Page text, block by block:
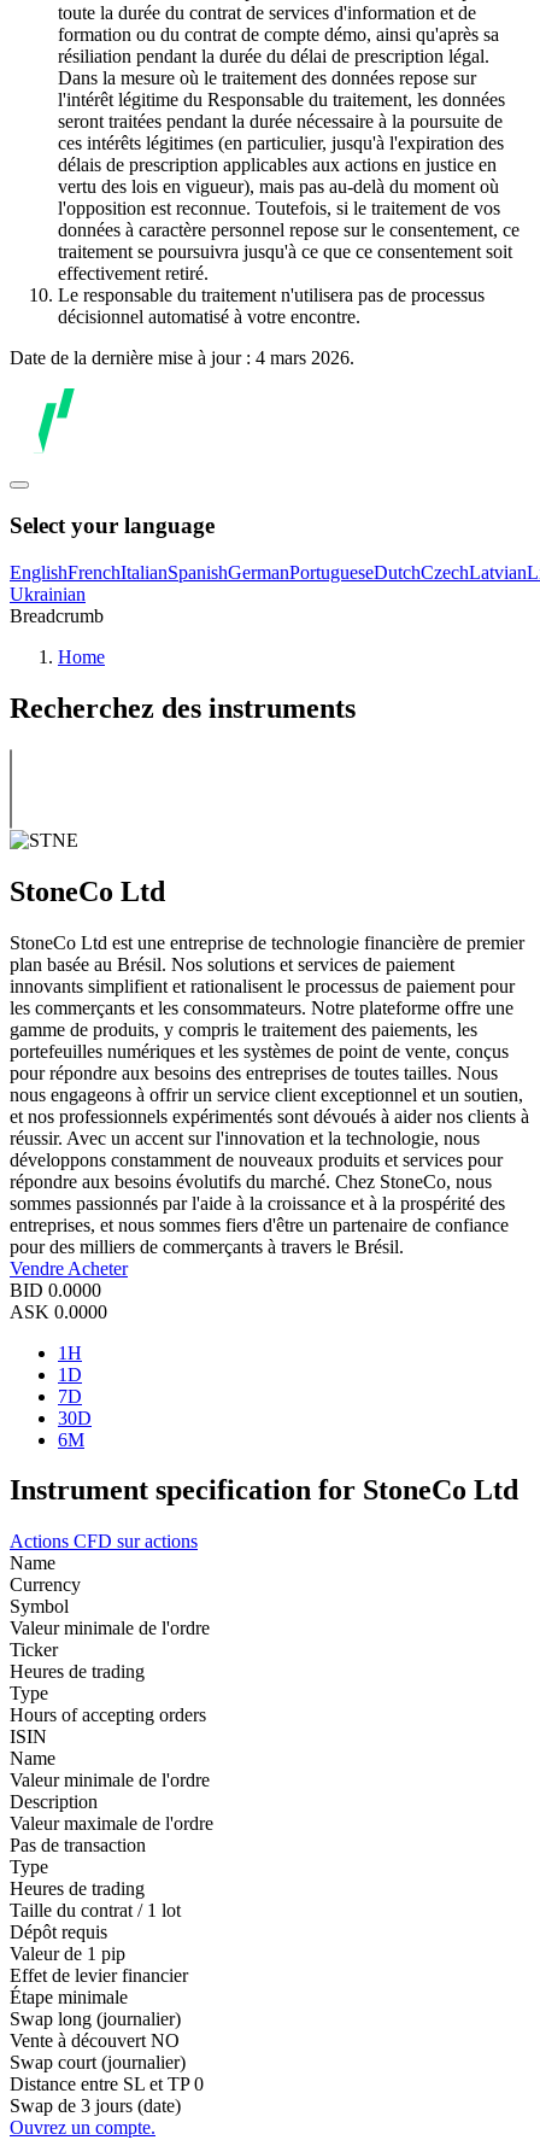
toute la durée du contrat de services d'information et de
formation ou du contrat de compte démo, ainsi qu'après sa
résiliation pendant la durée du délai de prescription légal.
Dans la mesure où le traitement des données repose sur
l'intérêt légitime du Responsable du traitement, les données
seront traitées pendant la durée nécessaire à la poursuite de
ces intérêts légitimes (en particulier, jusqu'à l'expiration des
délais de prescription applicables aux actions en justice en
vertu des lois en vigueur), mais pas au-delà du moment où
l'opposition est reconnue. Toutefois, si le traitement de vos
données à caractère personnel repose sur le consentement, ce
traitement se poursuivra jusqu'à ce que ce consentement soit
effectivement retiré.
Le responsable du traitement n'utilisera pas de processus
décisionnel automatisé à votre encontre.
Date de la dernière mise à jour : 4 mars 2026.
Select your language
EnglishFrenchItalianSpanishGermanPortugueseDutchCzechLatvian
Ukrainian
Breadcrumb
Home
Recherchez des instruments
StoneCo Ltd
StoneCo Ltd est une entreprise de technologie financière de premier
plan basée au Brésil. Nos solutions et services de paiement
innovants simplifient et rationalisent le processus de paiement pour
les commerçants et les consommateurs. Notre plateforme offre une
gamme de produits, y compris le traitement des paiements, les
portefeuilles numériques et les systèmes de point de vente, conçus
pour répondre aux besoins des entreprises de toutes tailles. Nous
nous engageons à offrir un service client exceptionnel et un soutien,
et nos professionnels expérimentés sont dévoués à aider nos clients à
réussir. Avec un accent sur l'innovation et la technologie, nous
développons constamment de nouveaux produits et services pour
répondre aux besoins évolutifs du marché. Chez StoneCo, nous
sommes passionnés par l'aide à la croissance et à la prospérité des
entreprises, et nous sommes fiers d'être un partenaire de confiance
pour des milliers de commerçants à travers le Brésil.
Vendre Acheter
BID 0.0000
ASK 0.0000
1H
1D
7D
30D
6M
Instrument specification for StoneCo Ltd
Actions CFD sur actions
Name
Currency
Symbol
Valeur minimale de l'ordre
Ticker
Heures de trading
Type
Hours of accepting orders
ISIN
Name
Valeur minimale de l'ordre
Description
Valeur maximale de l'ordre
Pas de transaction
Type
Heures de trading
Taille du contrat / 1 lot
Dépôt requis
Valeur de 1 pip
Effet de levier financier
Étape minimale
Swap long (journalier)
Vente à découvert NO
Swap court (journalier)
Distance entre SL et TP 0
Swap de 3 jours (date)
Ouvrez un compte.